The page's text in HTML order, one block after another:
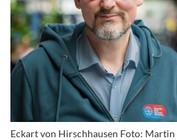
Eckart von Hirschhausen Foto: Martin